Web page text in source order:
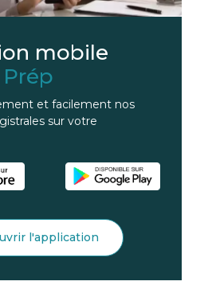
mobile
et facilement nos
sur votre
l'application